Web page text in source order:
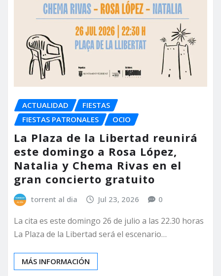
ACTUALIDAD
FIESTAS
FIESTAS PATRONALES
OCIO
La Plaza de la Libertad reunirá
este domingo a Rosa López,
Natalia y Chema Rivas en el
gran concierto gratuito
torrent al dia Jul 23, 2026 0
La cita es este domingo 26 de julio a las 22.30 horas
La Plaza de la Libertad será el escenario…
MÁS INFORMACIÓN